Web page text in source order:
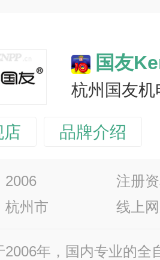
国友
杭州国友
店 品牌介绍
2006
注册
杭州市
线上
2006年，国内专业的全